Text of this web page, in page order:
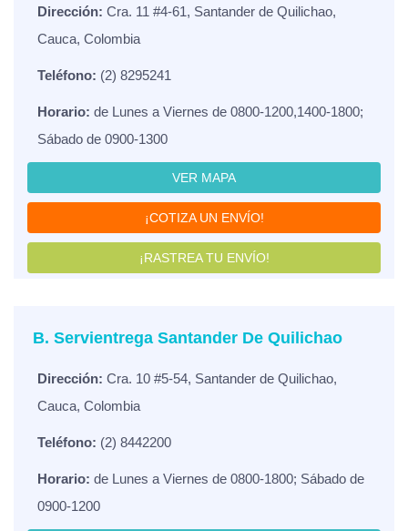
Dirección: Cra. 11 #4-61, Santander de Quilichao,
Cauca, Colombia
Teléfono: (2) 8295241
Horario: de Lunes a Viernes de 0800-1200,1400-1800;
Sábado de 0900-1300
VER MAPA
¡COTIZA UN ENVÍO!
¡RASTREA TU ENVÍO!
B. Servientrega Santander De Quilichao
Dirección: Cra. 10 #5-54, Santander de Quilichao,
Cauca, Colombia
Teléfono: (2) 8442200
Horario: de Lunes a Viernes de 0800-1800; Sábado de
0900-1200